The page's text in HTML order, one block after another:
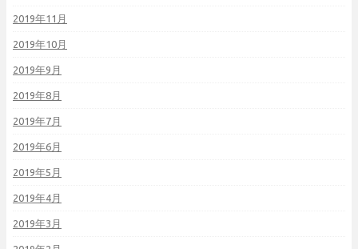
2019年11月
2019年10月
2019年9月
2019年8月
2019年7月
2019年6月
2019年5月
2019年4月
2019年3月